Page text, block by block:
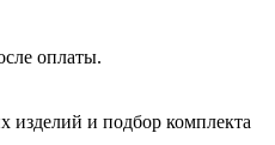
оплаты.
изделий и подбор комплекта